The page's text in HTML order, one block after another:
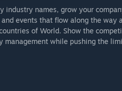
industry names, grow your
events that flow along the way
of World. Show the
management while pushing the